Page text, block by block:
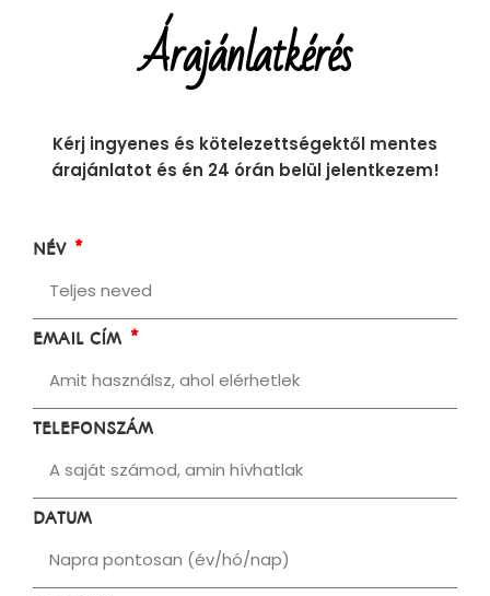
Árajánlatkérés
Kérj ingyenes és kötelezettségektől mentes
árajánlatot és én 24 órán belül jelentkezem!
NÉV
EMAIL CÍM
TELEFONSZÁM
DATUM